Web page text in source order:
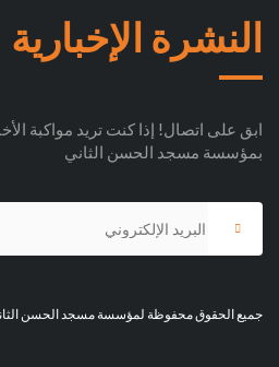
النشرة الإخبارية
ابق على اتصال! إذا كنت تريد مواكبة
بمؤسسة مسجد الحسن الثاني
جميع الحقوق محفوظة لمؤسسة مسجد الحسن الثاني